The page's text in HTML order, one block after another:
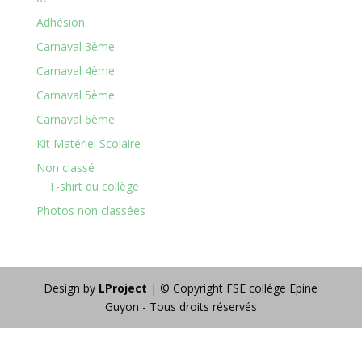
Adhésion
Carnaval 3ème
Carnaval 4ème
Carnaval 5ème
Carnaval 6ème
Kit Matériel Scolaire
Non classé
T-shirt du collège
Photos non classées
Design by LProject | © Copyright FSE collège Epine
Guyon - Tous droits réservés